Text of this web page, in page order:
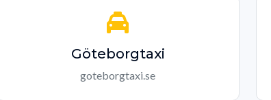
Göteborgtaxi
goteborgtaxi.se